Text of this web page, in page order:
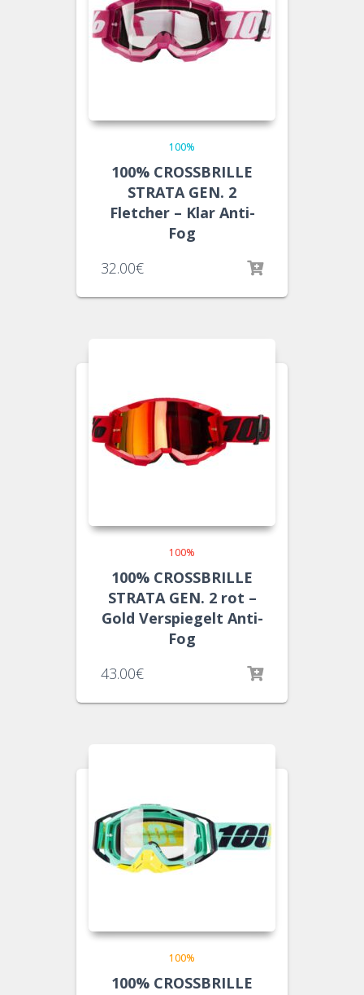
100%
100% CROSSBRILLE
STRATA GEN. 2
Fletcher – Klar Anti-
Fog
32.00€
100%
100% CROSSBRILLE
STRATA GEN. 2 rot –
Gold Verspiegelt Anti-
Fog
43.00€
100%
100% CROSSBRILLE